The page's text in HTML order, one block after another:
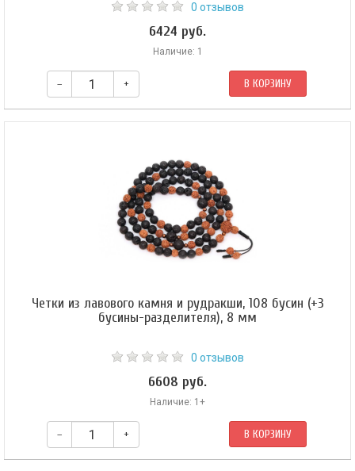
0 отзывов
6424 руб.
Наличие: 1
– + В КОРЗИНУ
Четки из лавового камня и рудракши, 108 бусин (+3
бусины-разделителя), 8 мм
0 отзывов
6608 руб.
Наличие: 1+
– + В КОРЗИНУ